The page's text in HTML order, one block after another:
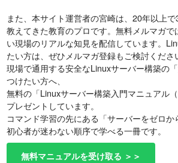
また、本サイト運営者の宮崎は、20年以上
教えてきた教育のプロです。無料メルマガ
い現場のリアルな知見を配信しています。
たい方は、ぜひメルマガ登録もご検討くださ
現場で通用する安全なLinuxサーバー構築の
つけたい方へ、
無料の「Linuxサーバー構築入門マニュアル
プレゼントしています。
コマンド学習の先にある「サーバーをゼロか
初心者が迷わない順序で学べる一冊です。
無料マニュアルを受け取る ＞＞